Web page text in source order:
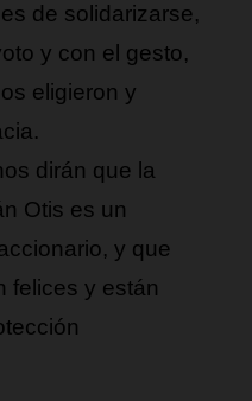
de solidarizarse,
y con el gesto,
eligieron y
dirán que la
Otis es un
y que
felices y están